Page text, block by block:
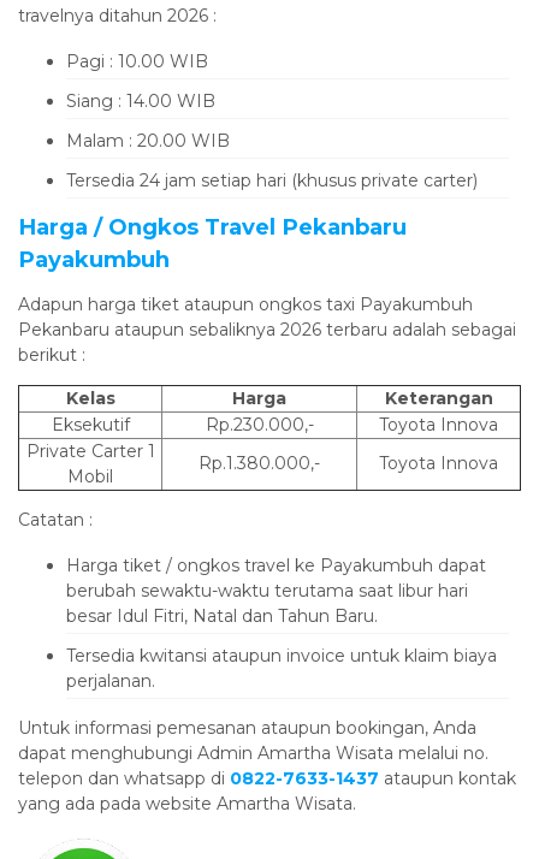
travelnya ditahun 2026 :
Pagi : 10.00 WIB
Siang : 14.00 WIB
Malam : 20.00 WIB
Tersedia 24 jam setiap hari (khusus private carter)
Harga / Ongkos Travel Pekanbaru
Payakumbuh
Adapun harga tiket ataupun ongkos taxi Payakumbuh
Pekanbaru ataupun sebaliknya 2026 terbaru adalah sebagai
berikut :
Kelas
Harga
Keterangan
Eksekutif
Rp.230.000,-
Toyota Innova
Private Carter 1
Mobil
Rp.1.380.000,- Toyota Innova
Catatan :
Harga tiket / ongkos travel ke Payakumbuh dapat
berubah sewaktu-waktu terutama saat libur hari
besar Idul Fitri, Natal dan Tahun Baru.
Tersedia kwitansi ataupun invoice untuk klaim biaya
perjalanan.
Untuk informasi pemesanan ataupun bookingan, Anda
dapat menghubungi Admin Amartha Wisata melalui no.
telepon dan whatsapp di 0822-7633-1437 ataupun kontak
yang ada pada website Amartha Wisata.